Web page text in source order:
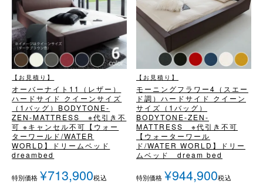
【お見積り】
オーバーナイト11（レザー）
ハードサイド クイーンサイズ
（1バッグ） BODYTONE-
ZEN-MATTRESS ※代引き不
可 ※キャンセル不可 【ウォー
ターワールド/WATER
WORLD】
ドリームベッド
dreambed
特別価格 ¥713,900税込
【お見積り】
モーニングフラワー4（スエー
ド調） ハードサイド クイーン
サイズ（1バッグ）
BODYTONE-ZEN-
MATTRESS ※代引き不可
【ウォーターワール
ド/WATER WORLD】
ドリー
ムベッド dream bed
特別価格 ¥944,900税込